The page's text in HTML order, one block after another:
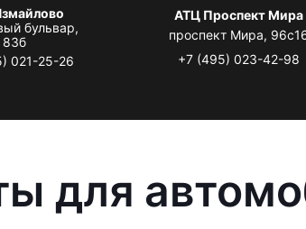
бульвар,
83б
021-25-26
АТЦ Проспект Мира
проспект Мира,
+7 (495) 023-42-98
для